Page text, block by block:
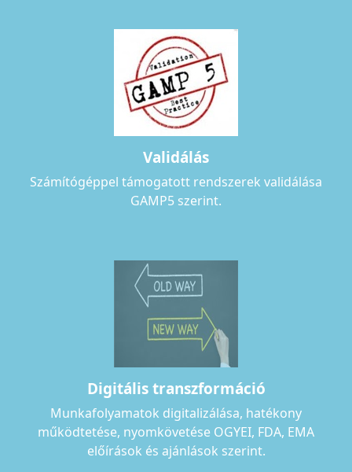
Validálás
Számítógéppel támogatott rendszerek validálása
GAMP5 szerint.
Digitális transzformáció
Munkafolyamatok digitalizálása, hatékony
működtetése, nyomkövetése OGYEI, FDA, EMA
előírások és ajánlások szerint.